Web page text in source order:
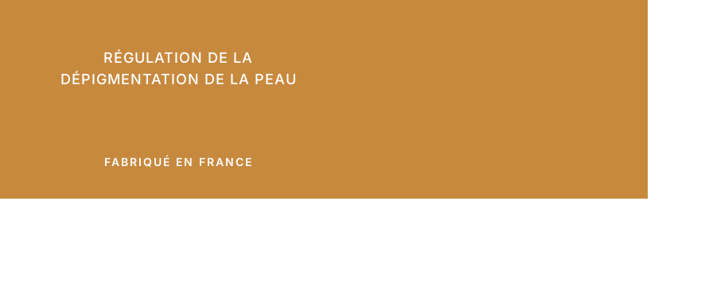
RÉGULATION DE LA
DÉPIGMENTATION DE LA PEAU
FABRIQUÉ EN FRANCE